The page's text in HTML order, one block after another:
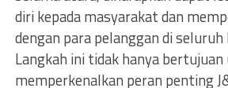
diri kepada masyarakat dan
dengan para pelanggan di seluruh
Langkah ini tidak hanya
memperkenalkan peran penting